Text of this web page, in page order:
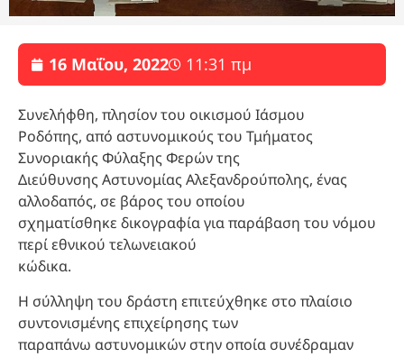
16 Μαΐου, 2022 11:31 πμ
Συνελήφθη, πλησίον του οικισμού Ιάσμου
Ροδόπης, από αστυνομικούς του Τμήματος
Συνοριακής Φύλαξης Φερών της
Διεύθυνσης Αστυνομίας Αλεξανδρούπολης, ένας
αλλοδαπός, σε βάρος του οποίου
σχηματίσθηκε δικογραφία για παράβαση του νόμου
περί εθνικού τελωνειακού
κώδικα.
Η σύλληψη του δράστη επιτεύχθηκε στο πλαίσιο
συντονισμένης επιχείρησης των
παραπάνω αστυνομικών στην οποία συνέδραμαν